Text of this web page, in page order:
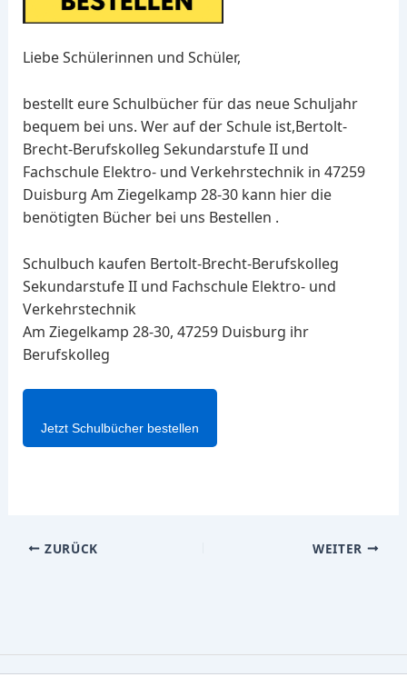
Liebe Schülerinnen und Schüler,
bestellt eure Schulbücher für das neue Schuljahr
bequem bei uns. Wer auf der Schule ist,Bertolt-
Brecht-Berufskolleg Sekundarstufe II und
Fachschule Elektro- und Verkehrstechnik in 47259
Duisburg Am Ziegelkamp 28-30 kann hier die
benötigten Bücher bei uns Bestellen .
Schulbuch kaufen Bertolt-Brecht-Berufskolleg
Sekundarstufe II und Fachschule Elektro- und
Verkehrstechnik
Am Ziegelkamp 28-30, 47259 Duisburg ihr
Berufskolleg
Jetzt Schulbücher bestellen
ZURÜCK WEITER